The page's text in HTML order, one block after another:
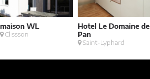
maison WL
Clissson
Hotel Le Domaine de
Pan
Saint-Lyphard